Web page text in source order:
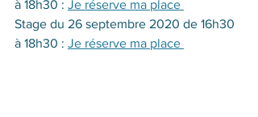
à 18h30 : Je réserve ma place
Stage du 26 septembre 2020 de 16h30
à 18h30 : Je réserve ma place